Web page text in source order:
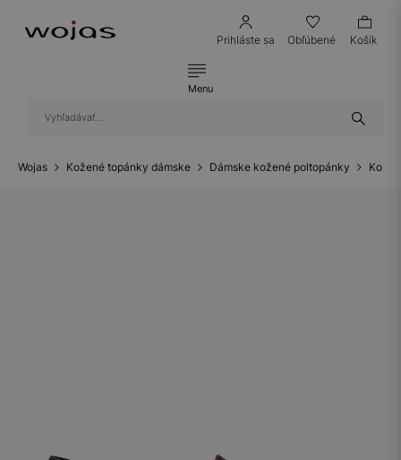
Prihláste sa Obľúbené Košík
Menu
Wojas Kožené topánky dámske Dámske kožené poltopánky